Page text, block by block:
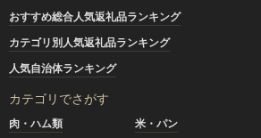
おすすめ総合人気返礼品ランキング
カテゴリ別人気返礼品ランキング
人気自治体ランキング
カテゴリでさがす
肉・ハム類 米・パン